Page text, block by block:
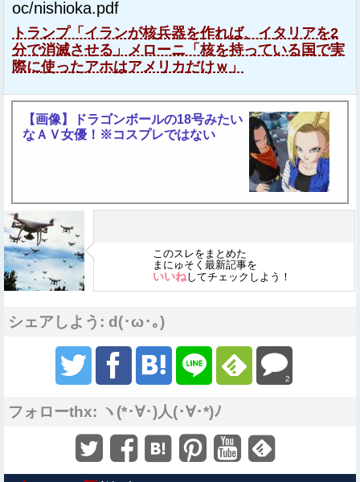
oc/nishioka.pdf
トランプ「イランが核兵器を作れば、イタリアを2
分で消滅させる」メローニ「核を持っている国で実
際に使ったアホはアメリカだけｗ」
【画像】ドラゴンボールの18号みたい
なＡＶ女優！※コスプレではない
このスレをまとめた
まにゅそく最新記事を
いいねしてチェックしよう！
シェアしよう: d(･ω･｡)
2
フォローthx: ヽ(*･∀･)人(･∀･*)ﾉ